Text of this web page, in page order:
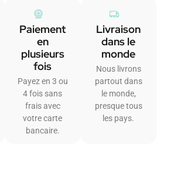
Paiement
en
plusieurs
fois
Payez en 3 ou
4 fois sans
frais avec
votre carte
bancaire.
Livraison
dans le
monde
Nous livrons
partout dans
le monde,
presque tous
les pays.